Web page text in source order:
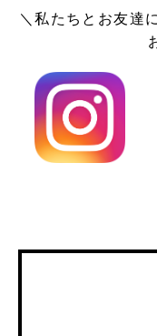
＼私たちとお友達